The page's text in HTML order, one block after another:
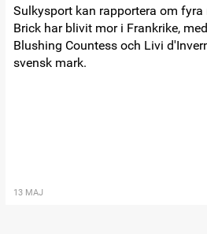
Sulkysport kan rapportera om
Brick har blivit mor i Frankrike,
Blushing Countess och Livi
svensk mark.
13 MAJ